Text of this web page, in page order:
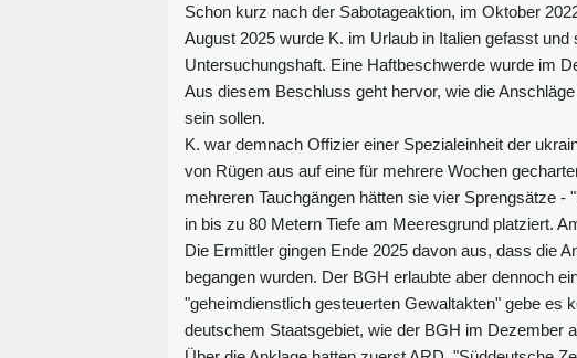
Schon kurz nach der Sabotageaktion, im Oktober
August 2025 wurde K. im Urlaub in Italien gefasst
Untersuchungshaft. Eine Haftbeschwerde wurde im
Aus diesem Beschluss geht hervor, wie die
sein sollen.
K. war demnach Offizier einer Spezialeinheit der
von Rügen aus auf eine für mehrere Wochen
mehreren Tauchgängen hätten sie vier Sprengsätze
in bis zu 80 Metern Tiefe am Meeresgrund platziert.
Die Ermittler gingen Ende 2025 davon aus, dass die
begangen wurden. Der BGH erlaubte aber dennoch
"geheimdienstlich gesteuerten Gewaltakten" gebe es
deutschem Staatsgebiet, wie der BGH im Dezember